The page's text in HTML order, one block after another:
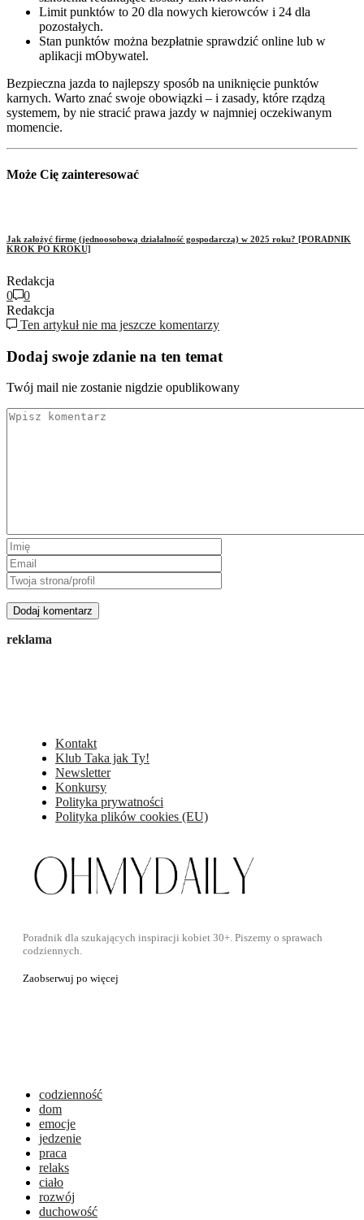
Limit punktów to 20 dla nowych kierowców i 24 dla
pozostałych.
Stan punktów można bezpłatnie sprawdzić online lub w
aplikacji mObywatel.
Bezpieczna jazda to najlepszy sposób na uniknięcie punktów
karnych. Warto znać swoje obowiązki – i zasady, które rządzą
systemem, by nie stracić prawa jazdy w najmniej oczekiwanym
momencie.
Może Cię zainteresować
Jak założyć firmę (jednoosobową działalność gospodarczą) w 2025 roku? [PORADNIK
KROK PO KROKU]
Redakcja
0
0
Redakcja
Ten artykuł nie ma jeszcze komentarzy
Dodaj swoje zdanie na ten temat
Twój mail nie zostanie nigdzie opublikowany
reklama
Kontakt
Klub Taka jak Ty!
Newsletter
Konkursy
Polityka prywatności
Polityka plików cookies (EU)
Poradnik dla szukających inspiracji kobiet 30+. Piszemy o sprawach
codziennych.
Zaobserwuj po więcej
codzienność
dom
emocje
jedzenie
praca
relaks
ciało
rozwój
duchowość